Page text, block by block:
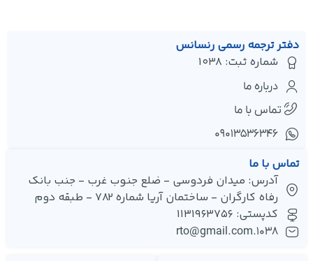
دفتر ترجمه رسمی رنسانس
شماره ثبت: 1038
درباره ما
تماس با ما
۰۹۰۱۳۵۳۶۳۴۶
تماس با ما
آدرس: میدان فردوسی - ضلع جنوب غرب - جنب بانک
رفاه کارگران - ساختمان آریا شماره 782 - طبقه دوم
کدپستی: 1131963756
1038.rto@gmail.com